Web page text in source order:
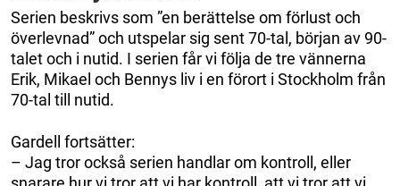
Serien beskrivs som ”en berättelse om förlust och
överlevnad” och utspelar sig sent 70-tal, början av 90-
talet och i nutid. I serien får vi följa de tre vännerna
Erik, Mikael och Bennys liv i en förort i Stockholm från
70-tal till nutid.
Gardell fortsätter:
– Jag tror också serien handlar om kontroll, eller